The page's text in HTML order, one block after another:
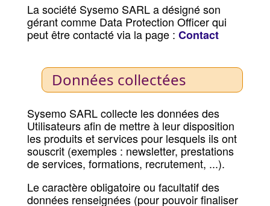
La société Sysemo SARL a désigné son
gérant comme Data Protection Officer qui
peut être contacté via la page : Contact
Données collectées
Sysemo SARL collecte les données des
Utilisateurs afin de mettre à leur disposition
les produits et services pour lesquels ils ont
souscrit (exemples : newsletter, prestations
de services, formations, recrutement, ...).
Le caractère obligatoire ou facultatif des
données renseignées (pour pouvoir finaliser